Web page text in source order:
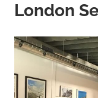
London